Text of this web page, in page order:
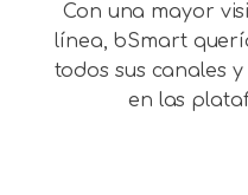
Con una mayor
línea, bSmart
todos sus canales
en las